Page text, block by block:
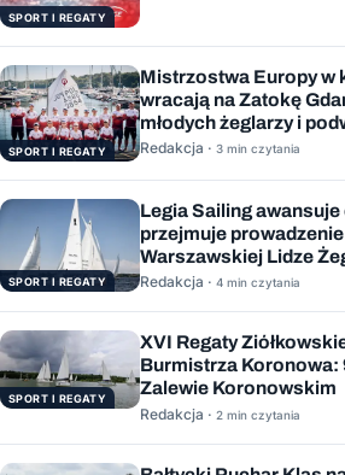
SPORT I REGATY
SPORT I REGATY
Mistrzostwa Europy w
wracają na Zatokę
młodych żeglarzy i
Polski
Redakcja · 3 min czytania
SPORT I REGATY
Legia Sailing
przejmuje
Warszawskiej Lidze
Redakcja · 4 min czytania
SPORT I REGATY
XVI Regaty
Burmistrza Koronowa:
Zalewie Koronowskim
Redakcja · 2 min czytania